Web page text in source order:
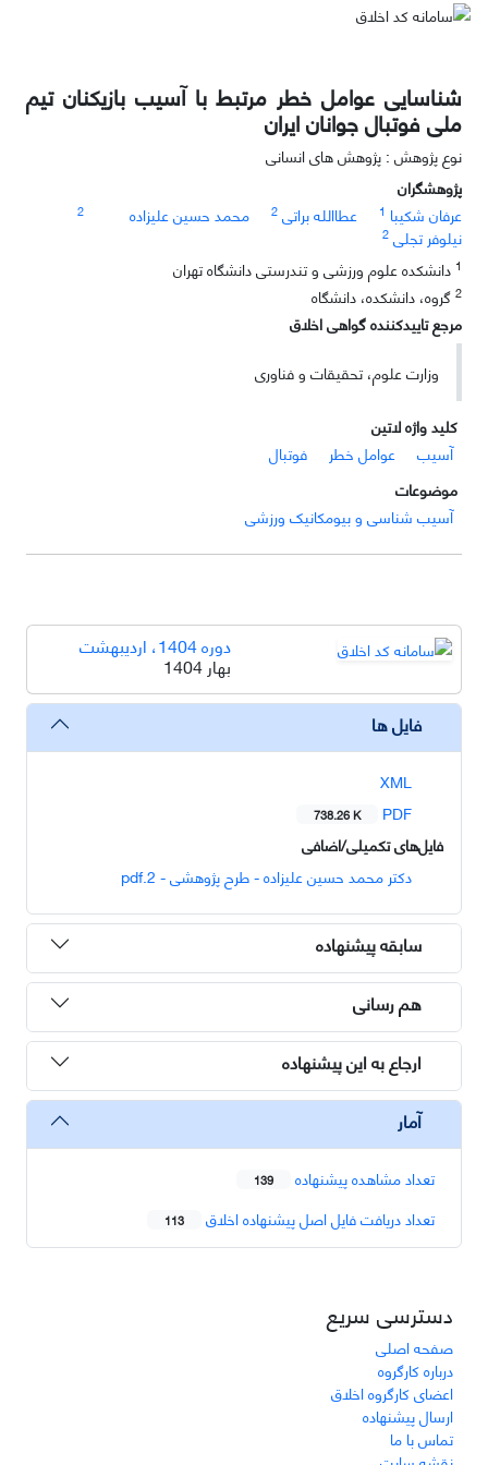
شناسایی عوامل خطر مرتبط با آسیب بازیکنان تیم
ملی فوتبال جوانان ایران
نوع پژوهش : پژوهش های انسانی
پژوهشگران
عرفان شکیبا 1 عطاالله براتی 2 محمد حسین علیزاده 2
نیلوفر تجلی 2
1 دانشکده علوم ورزشی و تندرستی دانشگاه تهران
2 گروه، دانشکده، دانشگاه
مرجع تاییدکننده گواهی اخلاق
وزارت علوم، تحقیقات و فناوری
کلید واژه لاتین
آسیب
عوامل خطر
فوتبال
موضوعات
آسیب شناسی و بیومکانیک ورزشی
دوره 1404، اردیبهشت
بهار 1404
فایل ها
XML
PDF
738.26 K
فایل‌های تکمیلی/اضافی
دکتر محمد حسین علیزاده - طرح پژوهشی - 2.pdf
سابقه پیشنهاده
هم رسانی
ارجاع به این پیشنهاده
آمار
تعداد مشاهده پیشنهاده 139
تعداد دریافت فایل اصل پیشنهاده اخلاق 113
دسترسی سریع
صفحه اصلی
درباره کارگروه
اعضای کارگروه اخلاق
ارسال پیشنهاده
تماس با ما